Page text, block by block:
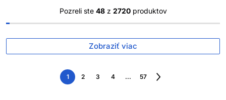
Pozreli ste 48z 2720produktov
Zobraziť viac
1 2 3 4 ... 57
Nasledujúca